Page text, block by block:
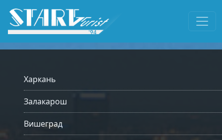
Харкань
Залакарош
Вишеград